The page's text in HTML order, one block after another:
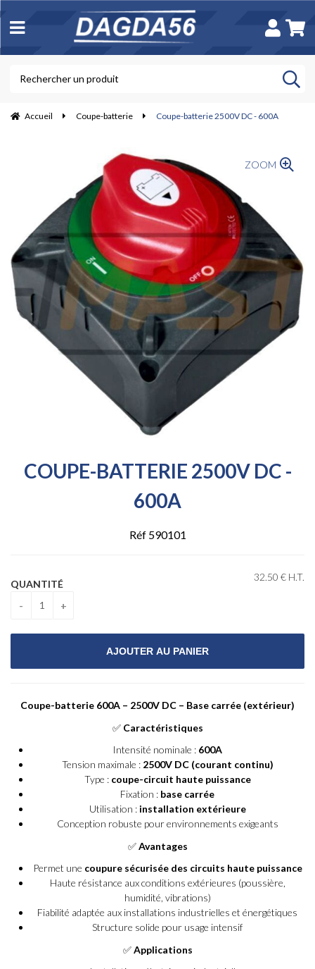
Accueil Coupe-batterie Coupe-batterie 2500V DC - 600A
ZOOM
COUPE-BATTERIE 2500V DC -
600A
Réf 590101
32.50 € H.T.
QUANTITÉ
Coupe-batterie 600A – 2500V DC – Base carrée (extérieur)
✅ Caractéristiques
Intensité nominale : 600A
Tension maximale : 2500V DC (courant continu)
Type : coupe-circuit haute puissance
Fixation : base carrée
Utilisation : installation extérieure
Conception robuste pour environnements exigeants
✅Avantages
Permet une coupure sécurisée des circuits haute puissance
Haute résistance aux conditions extérieures (poussière,
humidité, vibrations)
Fiabilité adaptée aux installations industrielles et énergétiques
Structure solide pour usage intensif
✅Applications